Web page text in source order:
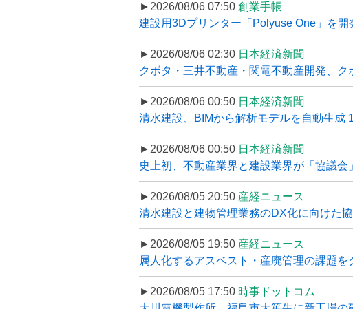
►2026/08/06 07:50 創業手帳
建設用3Dプリンター「Polyuse One」を
►2026/08/06 02:30 日本経済新聞
クボタ・三井不動産・関電不動産開発、ク
►2026/08/06 00:50 日本経済新聞
清水建設、BIMから解析モデルを自動生成
►2026/08/06 00:50 日本経済新聞
史上初、不動産業界と建設業界が「協議会
►2026/08/05 20:50 産経ニュース
清水建設と建物管理業務のDX化に向けた
►2026/08/05 19:50 産経ニュース
属人化するアスベスト・産廃管理の課題を
►2026/08/05 17:50 時事ドットコム